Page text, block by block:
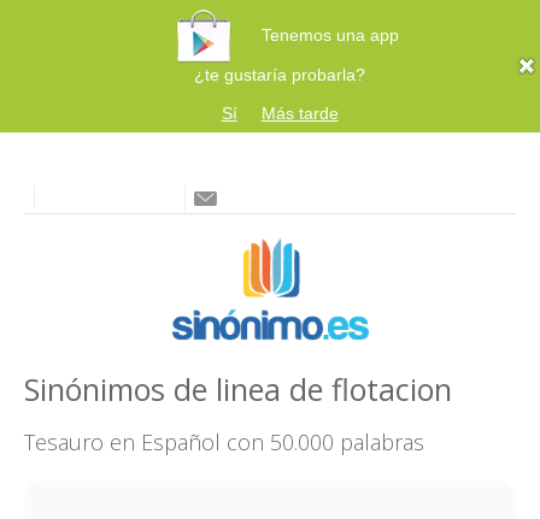
Tenemos una app
¿te gustaría probarla?
Sí
Más tarde
Sinónimos de linea de flotacion
Tesauro en Español con 50.000 palabras